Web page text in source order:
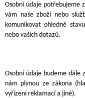
Osobní údaje potřebujeme
vám našezboží nebo
komunikovat ohledně
nebo vašich dotazů.
Osobní údaje budeme dále
nám plynou ze zákona
vyřízení reklamací a jiné).